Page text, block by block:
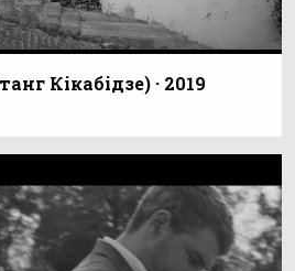
Кікабідзе) · 2019